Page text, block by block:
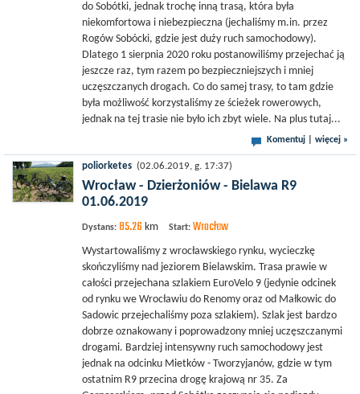
do Sobótki, jednak trochę inną trasą, która była
niekomfortowa i niebezpieczna (jechaliśmy m.in. przez
Rogów Sobócki, gdzie jest duży ruch samochodowy).
Dlatego 1 sierpnia 2020 roku postanowiliśmy przejechać ją
jeszcze raz, tym razem po bezpieczniejszych i mniej
uczęszczanych drogach. Co do samej trasy, to tam gdzie
była możliwość korzystaliśmy ze ścieżek rowerowych,
jednak na tej trasie nie było ich zbyt wiele. Na plus tutaj...
Komentuj więcej »
poliorketes (02.06.2019, g. 17:37)
Wrocław - Dzierżoniów - Bielawa R9
01.06.2019
Dystans: 85.26 km Start: Wrocław
Wystartowaliśmy z wrocławskiego rynku, wycieczkę
skończyliśmy nad jeziorem Bielawskim. Trasa prawie w
całości przejechana szlakiem EuroVelo 9 (jedynie odcinek
od rynku we Wrocławiu do Renomy oraz od Małkowic do
Sadowic przejechaliśmy poza szlakiem). Szlak jest bardzo
dobrze oznakowany i poprowadzony mniej uczęszczanymi
drogami. Bardziej intensywny ruch samochodowy jest
jednak na odcinku Mietków - Tworzyjanów, gdzie w tym
ostatnim R9 przecina drogę krajową nr 35. Za